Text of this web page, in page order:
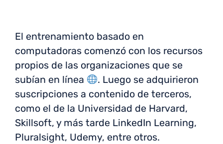
El entrenamiento basado en
computadoras comenzó con los recursos
propios de las organizaciones que se
subían en línea
. Luego se adquirieron
suscripciones a contenido de terceros,
como el de la Universidad de Harvard,
Skillsoft, y más tarde LinkedIn Learning,
Pluralsight, Udemy, entre otros.